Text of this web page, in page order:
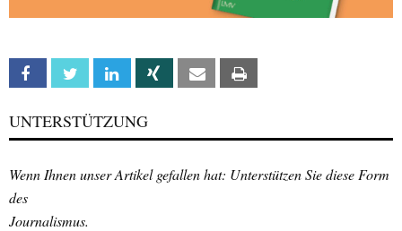
Facebook Twitter Linkedin Xing Email
UNTERSTÜTZUNG
Wenn Ihnen unser Artikel gefallen hat: Unterstützen Sie diese Form
des
Journalismus.